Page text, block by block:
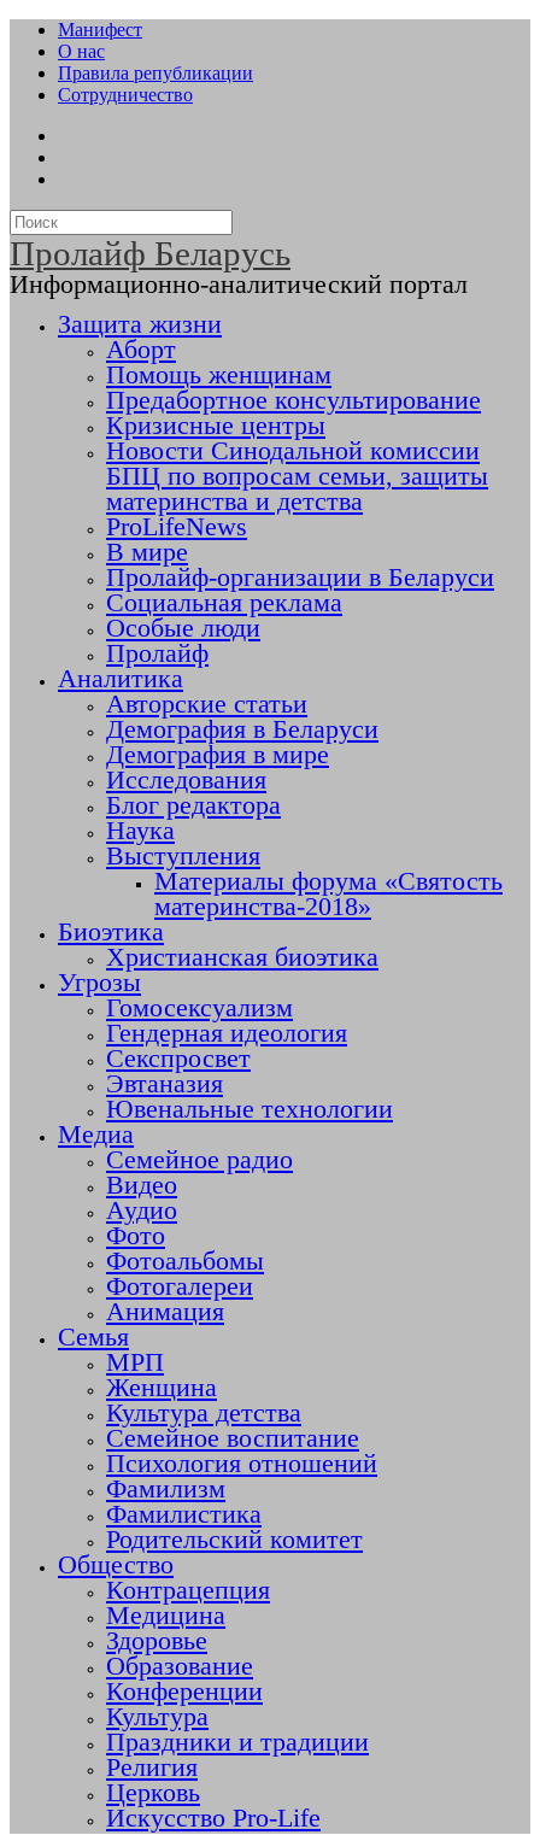
Манифест
О нас
Правила републикации
Сотрудничество
Пролайф Беларусь
Информационно-аналитический портал
Защита жизни
Аборт
Помощь женщинам
Предабортное консультирование
Кризисные центры
Новости Синодальной комиссии
БПЦ по вопросам семьи, защиты
материнства и детства
ProLifeNews
В мире
Пролайф-организации в Беларуси
Социальная реклама
Особые люди
Пролайф
Аналитика
Авторские статьи
Демография в Беларуси
Демография в мире
Исследования
Блог редактора
Наука
Выступления
Материалы форума «Святость
материнства-2018»
Биоэтика
Христианская биоэтика
Угрозы
Гомосексуализм
Гендерная идеология
Секспросвет
Эвтаназия
Ювенальные технологии
Медиа
Семейное радио
Видео
Аудио
Фото
Фотоальбомы
Фотогалереи
Анимация
Семья
МРП
Женщина
Культура детства
Семейное воспитание
Психология отношений
Фамилизм
Фамилистика
Родительский комитет
Общество
Контрацепция
Медицина
Здоровье
Образование
Конференции
Культура
Праздники и традиции
Религия
Церковь
Искусство Pro-Life